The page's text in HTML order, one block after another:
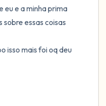
eu e a minha prima
essas coisas
isso mais foi oq deu